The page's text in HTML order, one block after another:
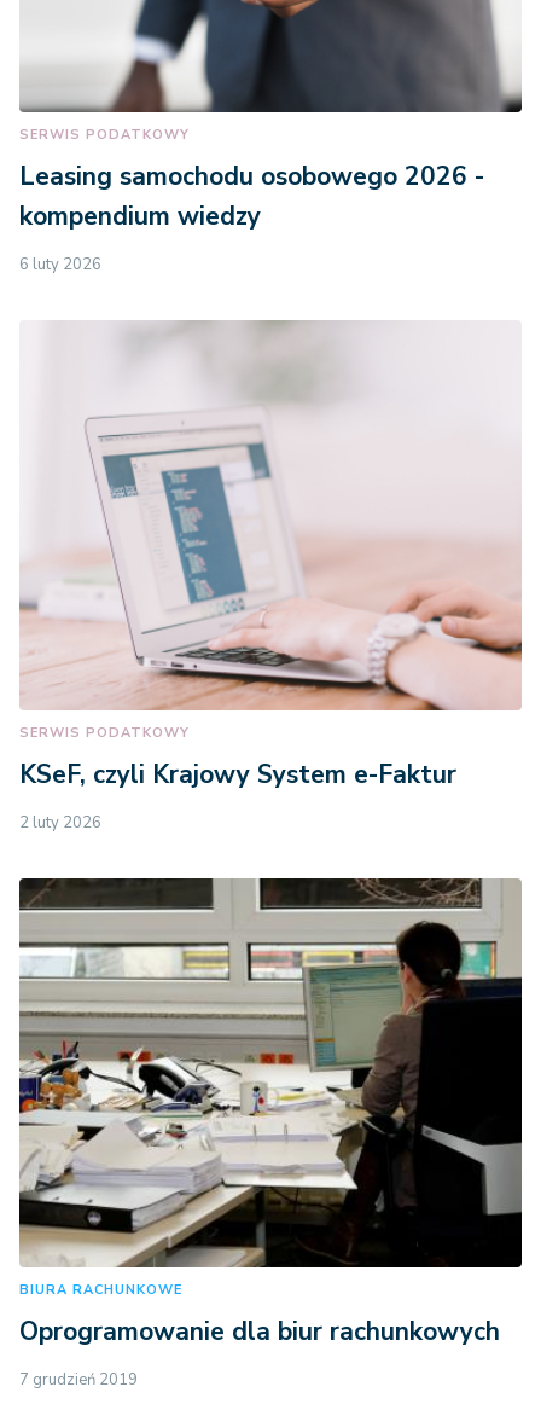
SERWIS PODATKOWY
Leasing samochodu osobowego 2026 -
kompendium wiedzy
6 luty 2026
SERWIS PODATKOWY
KSeF, czyli Krajowy System e-Faktur
2 luty 2026
BIURA RACHUNKOWE
Oprogramowanie dla biur rachunkowych
7 grudzień 2019